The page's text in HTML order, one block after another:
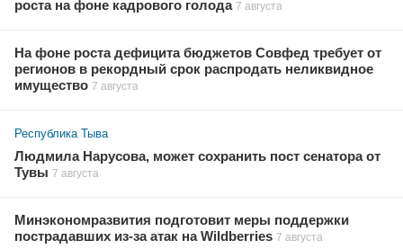
роста на фоне кадрового голода 7 августа
На фоне роста дефицита бюджетов Совфед требует от
регионов в рекордный срок распродать неликвидное
имущество 7 августа
Республика Тыва
Людмила Нарусова, может сохранить пост сенатора от
Тувы 7 августа
Минэкономразвития подготовит меры поддержки
пострадавших из-за атак на Wildberries 7 августа